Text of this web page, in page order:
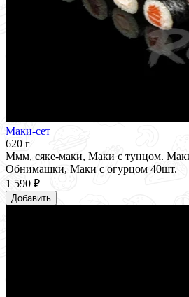
Маки-сет
620 г
Ммм, сяке-маки, Маки с тунцом.
Обнимашки, Маки с огурцом 40шт.
1 590 ₽
Добавить